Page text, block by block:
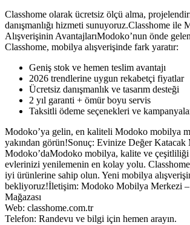
Classhome olarak ücretsiz ölçü alma,
danışmanlığı hizmeti sunuyoruz.Classhome ile
Alışverişinin AvantajlarıModoko’nun önde
Classhome, mobilya alışverişinde fark yaratır:
Geniş stok ve hemen teslim avantajı
2026 trendlerine uygun rekabetçi fiyatlar
Ücretsiz danışmanlık ve tasarım desteği
2 yıl garanti + ömür boyu servis
Taksitli ödeme seçenekleri ve
Modoko’ya gelin, en kaliteli Modoko mobilya
yakından görün!Sonuç: Evinize Değer
Modoko’daModoko mobilya, kalite ve
evlerinizi yenilemenin en kolay yolu.
iyi ürünlerine sahip olun. Yeni mobilya
bekliyoruz!İletişim: Modoko Mobilya Merkezi –
Mağazası
Web: classhome.com.tr
Telefon: Randevu ve bilgi için hemen arayın.